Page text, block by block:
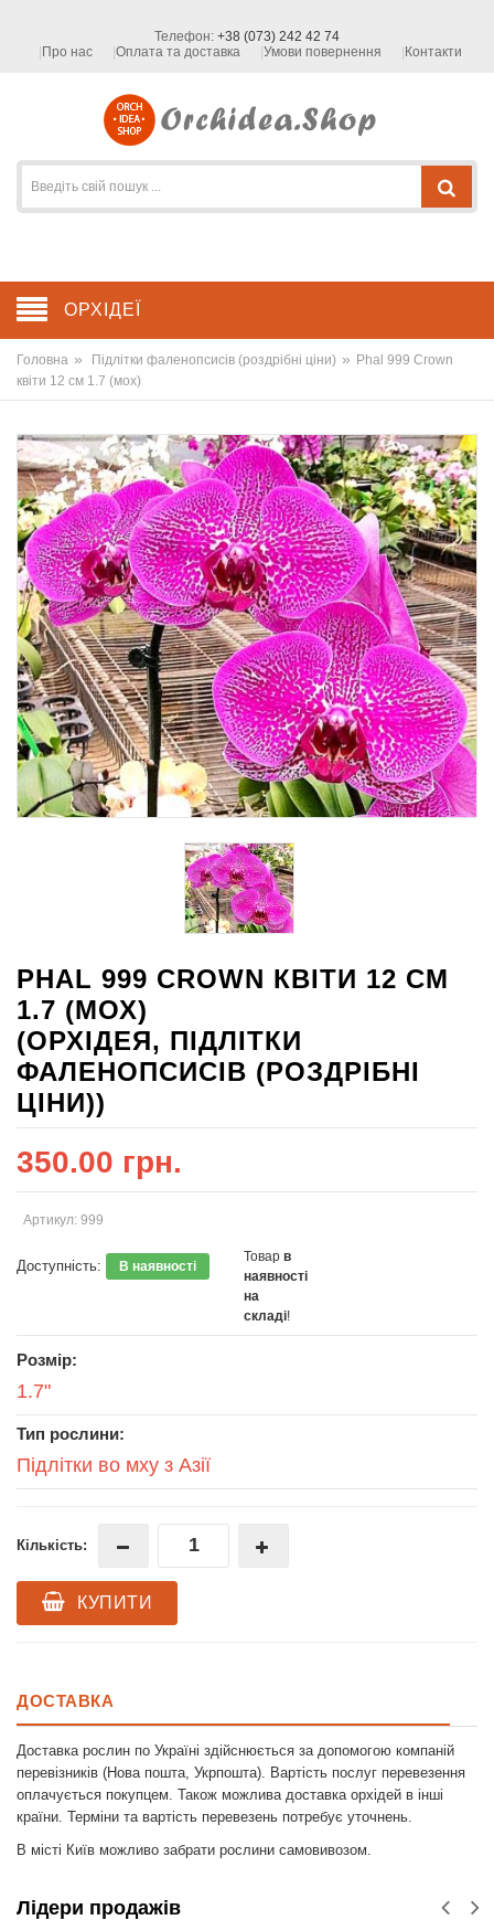
Телефон: +38 (073) 242 42 74
Про нас
Оплата та доставка Умови повернення Контакти
ОРХІДЕЇ
Головна » Підлітки фаленопсисів (роздрібні ціни) » Phal 999 Crown
квіти 12 см 1.7 (мох)
PHAL 999 CROWN КВІТИ 12 СМ
1.7 (МОХ)
(ОРХІДЕЯ, ПІДЛІТКИ
ФАЛЕНОПСИСІВ (РОЗДРІБНІ
ЦІНИ))
350.00 грн.
Артикул: 999
Доступність: В наявності
Товар в
наявності
на
складі!
Розмір:
1.7"
Тип рослини:
Підлітки во мху з Азії
Кількість:
КУПИТИ
ДОСТАВКА
Доставка рослин по Україні здійснюється за допомогою компаній
перевізників (Нова пошта, Укрпошта). Вартість послуг перевезення
оплачується покупцем. Також можлива доставка орхідей в інші
країни. Терміни та вартість перевезень потребує уточнень.
В місті Київ можливо забрати рослини самовивозом.
Лідери продажів